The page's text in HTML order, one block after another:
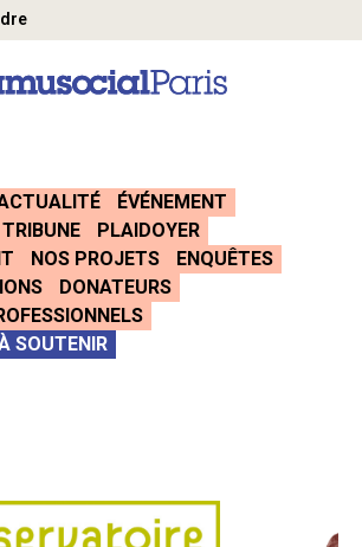
ÉVÉNEMENT
TRIBUNE
PLAIDOYER
NOS PROJETS
ENQUÊTES
DONATEURS
SOUTENIR